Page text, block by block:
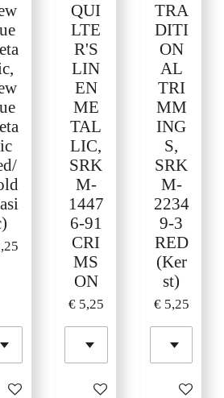
winkelwagen
QUI
LTE
R'S
LIN
EN
ME
TAL
LIC,
SRK
M-
1447
6-91
CRI
MS
ON
€ 5,25
In winkelwagen
TRA
DITI
ON
AL
TRI
MM
ING
S,
SRK
M-
2234
9-3
RED
(Ker
st)
€ 5,25
In